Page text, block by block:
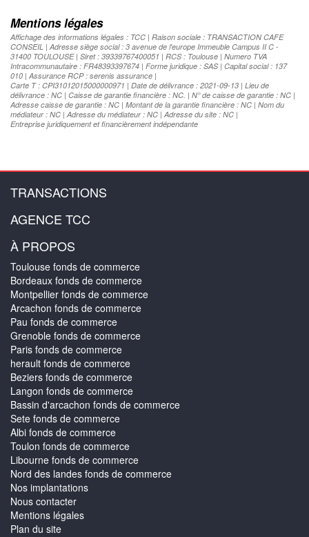
Mentions légales
Affichage des informations légales : TCC | Raison sociale : TRANSACTION CAFE
CONSEIL | Adresse siège social : 3 avenue de l'europe Immeuble Campus II C -
31400 TOULOUSE | Siret : 39339767400051 | RCS : Toulouse | Numero TVA
Intracommunautaire : FR48393397674 | Forme juridique : SAS | Capital social : 137
010 | Assurance RCP : serenis assurance |
Carte T : CPI31012015000000971 | Date de délivrance : 2021-09-13 | Lieu de
délivrance : NC | Caisse de garantie financière : NC. | N° de caisse de garantie : NC |
Adresse caisse de garantie : NC | Montant de la garantie financière : NC | Nom du
médiateur : NC | Adresse du médiateur : NC | Adresse du site : NC |
Entreprise juridiquement et financièrement indépendante
TRANSACTIONS
AGENCE TCC
À PROPOS
Toulouse fonds de commerce
Bordeaux fonds de commerce
Montpellier fonds de commerce
Arcachon fonds de commerce
Pau fonds de commerce
Grenoble fonds de commerce
Paris fonds de commerce
herault fonds de commerce
Beziers fonds de commerce
Langon fonds de commerce
Bassin d'arcachon fonds de commerce
Sete fonds de commerce
Albi fonds de commerce
Toulon fonds de commerce
Libourne fonds de commerce
Nord des landes fonds de commerce
Nos implantations
Nous contacter
Mentions légales
Plan du site